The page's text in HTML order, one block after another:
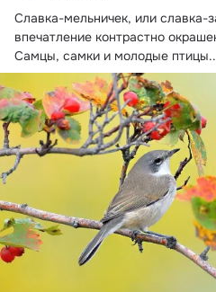
Славка-мельничек, или славка-
впечатление контрастно
Самцы, самки и молодые